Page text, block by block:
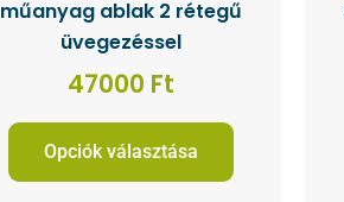
műanyag ablak 2 rétegű
üvegezéssel
47000 Ft
Opciók választása